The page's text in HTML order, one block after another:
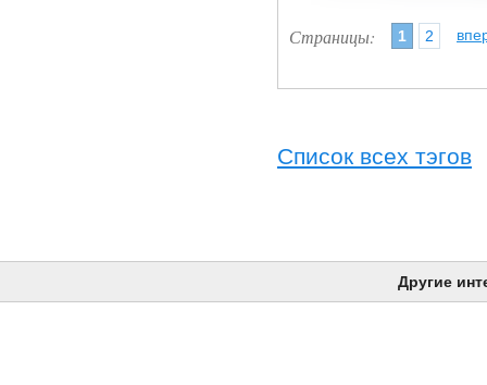
Страницы: 1 2
Список всех тэгов
Другие